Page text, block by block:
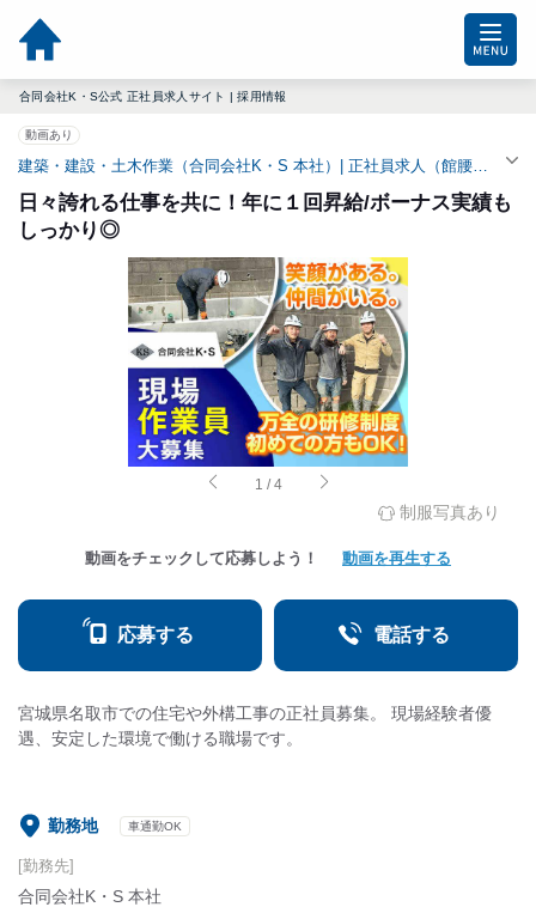
合同会社K・S公式 正社員求人サイト | 採用情報
動画あり
建築・建設・土木作業（合同会社K・S 本社）| 正社員求人（館腰駅）
日々誇れる仕事を共に！年に１回昇給/ボーナス実績も
しっかり◎
1 /4
制服写真あり
動画をチェックして応募しよう！ 動画を再生する
応募する 電話する
宮城県名取市での住宅や外構工事の正社員募集。 現場経験者優
遇、安定した環境で働ける職場です。
勤務地 車通勤OK
[勤務先]
合同会社K・S 本社